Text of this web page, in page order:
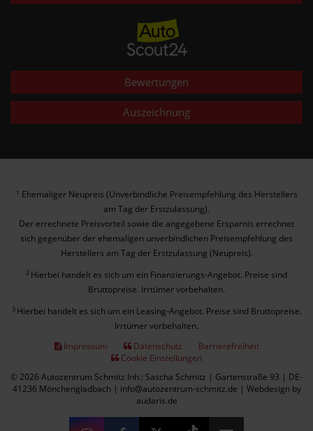
Bewertungen
Auszeichnung
1 Ehemaliger Neupreis (Unverbindliche Preisempfehlung des Herstellers
am Tag der Erstzulassung).
Der errechnete Preisvorteil sowie die angegebene Ersparnis errechnet
sich gegenüber der ehemaligen unverbindlichen Preisempfehlung des
Herstellers am Tag der Erstzulassung (Neupreis).
2 Hierbei handelt es sich um ein Finanzierungs-Angebot. Preise sind
Bruttopreise. Irrtümer vorbehalten.
3 Hierbei handelt es sich um ein Leasing-Angebot. Preise sind Bruttopreise.
Irrtümer vorbehalten.
Impressum
Datenschutz
Barrierefreiheit
Cookie Einstellungen
© 2026 Autozentrum Schmitz Inh.: Sascha Schmitz | Gartenstraße 93 | DE-
41236 Mönchengladbach | info@autozentrum-schmitz.de | Webdesign by
audaris.de